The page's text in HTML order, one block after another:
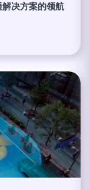
决方案的领航